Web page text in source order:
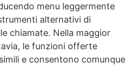
menu leggermente
alternativi di
chiamate. Nella maggior
le funzioni offerte
e consentono comunque